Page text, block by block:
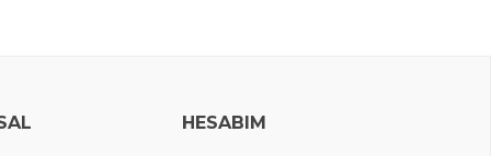
HESABIM